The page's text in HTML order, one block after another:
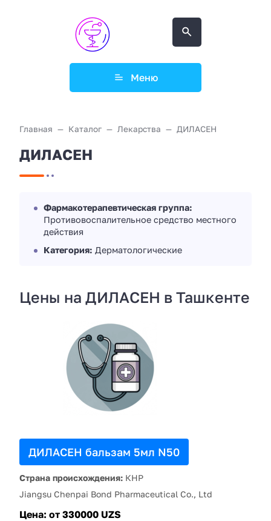
Меню
Главная Каталог Лекарства ДИЛАСЕН
ДИЛАСЕН
Фармакотерапевтическая группа:
Противовоспалительное средство местного
действия
Категория: Дерматологические
Цены на ДИЛАСЕН в Ташкенте
ДИЛАСЕН бальзам 5мл N50
Страна происхождения: КНР
Jiangsu Chenpai Bond Pharmaceutical Co., Ltd
Цена: от 330000 UZS